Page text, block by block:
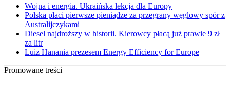
Wojna i energia. Ukraińska lekcja dla Europy
Polska płaci pierwsze pieniądze za przegrany węglowy spór z
Australijczykami
Diesel najdroższy w historii. Kierowcy płacą już prawie 9 zł
za litr
Luiz Hanania prezesem Energy Efficiency for Europe
Promowane treści